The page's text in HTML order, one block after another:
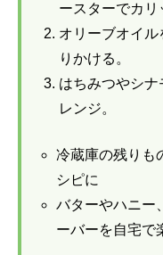
ースターでカリ
オリーブオイ
りかける。
はちみつやシ
レンジ。
冷蔵庫の残りも
シピに
バターやハニー
ーバーを自宅で